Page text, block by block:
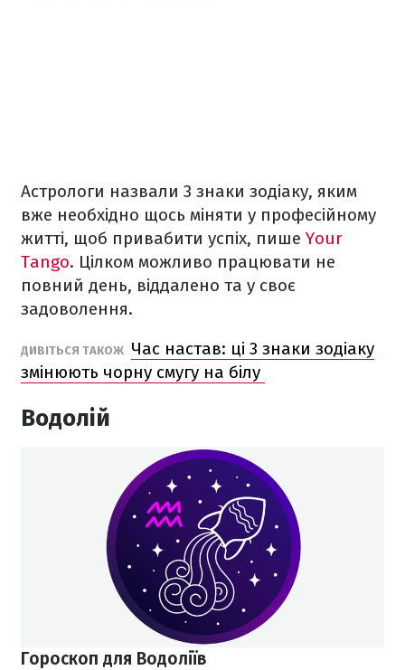
Астрологи назвали 3 знаки зодіаку, яким
вже необхідно щось міняти у професійному
житті, щоб привабити успіх, пише Your
Tango. Цілком можливо працювати не
повний день, віддалено та у своє
задоволення.
ДИВІТЬСЯ ТАКОЖ Час настав: ці 3 знаки зодіаку
змінюють чорну смугу на білу
Водолій
Гороскоп для Водоліїв